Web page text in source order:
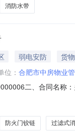
消防水带
弱电安防
货物
位： 合肥市中房物业
二、合同名称
站区瑶海工业园新
防火门铰链 过滤式